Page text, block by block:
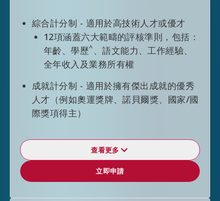
本計劃不適用於阿富汗、古巴及朝鮮的國
民。就老撾、尼泊爾及越南國民而言，「非
本地畢業生留港／回港就業安排」只適用於
(a)在香港修讀由大學教育資助委員會資助院
校開辦的全日制經本地評審的本地課程而獲
得學士學位或更高資歷的人士，但不包括
關院校的持續及專業教育部門開辦的課程；
及（三）相關院校開辦的交換生課程或短期
課程；或(b)大灣區校園畢業生。
綜合計分制 - 適用於高技術人才或優才
12項涵蓋六大範疇的評核準則，包括：
年齡、學歷^ 、語文能力、工作經驗、
全年收入及業務所有權
成就計分制 - 適用於擁有傑出成就的優秀
人才（例如奧運獎牌、諾貝爾獎、國家/國
際獎項得主）
逗留期限
按本計劃「綜合計分制」獲准來港人士，
查看更多
立即申請
立即申請